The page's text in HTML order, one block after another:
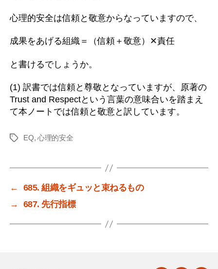
心理的安全は信頼と敬意からなっていますので、
成果をあげる組織＝（信頼＋敬意）✕責任
と書けるでしょうか。
(1) 訳書では信頼と尊敬となっていますが、原著の
Trust and Respectという言葉の意味合いを踏まえ
て本ノートでは信頼と敬意と訳しています。
タ
EQ, 心理的安全
←
685. 組織をギュッと束ねるもの
→
687. 先行指標